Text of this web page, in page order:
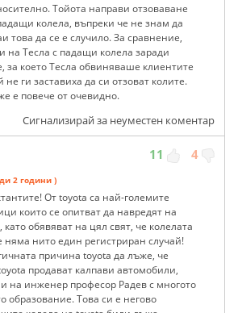
Тойота направи отзоваване
колела, въпреки че не знам да
това да се е случило. За сравнение,
на Тесла с падащи колела заради
за което Тесла обвиняваше клиентите
не ги заставиха да си отзоват колите.
е повече от очевидно.
Сигнализирай за неуместен коментар
11 4
2 години )
От toyota са най-големите
които се опитват да навредят на
обявяват на цял свят, че колелата
няма нито един регистриран случай!
причина toyota да лъже, че
продават калпави автомобили,
на инженер професор Радев с многото
образование. Това си е негово